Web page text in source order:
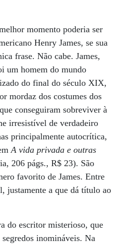
momento poderia ser
Henry James, se sua
frase. Não cabe. James,
um homem do mundo
do final do século XIX,
mordaz dos costumes dos
conseguiram sobreviver à
irresistível de verdadeiro
principalmente autocrítica,
A vida privada e outras
206 págs., R$ 23). São
favorito de James. Entre
justamente a que dá título ao
do escritor misterioso, que
inomináveis. Na